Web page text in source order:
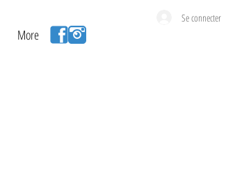
Se connecter
More